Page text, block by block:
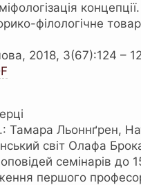
філологічне
2018, 3(67):124 –
Тамара Льоннґрен,
світ Олафа
семінарів до
першого